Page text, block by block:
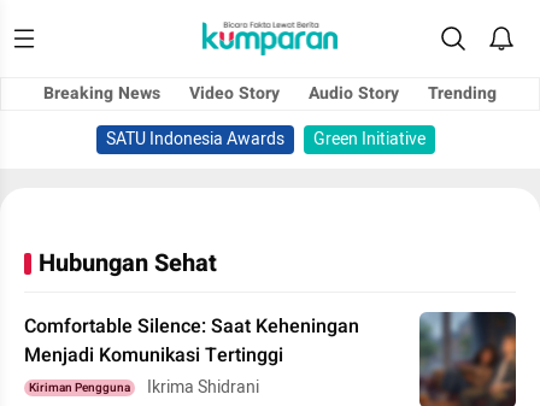
Breaking News Video Story Audio Story
Trending
SATU Indonesia Awards
Green Initiative
Hubungan Sehat
Comfortable Silence: Saat Keheningan
Menjadi Komunikasi Tertinggi
Kiriman Pengguna Ikrima Shidrani